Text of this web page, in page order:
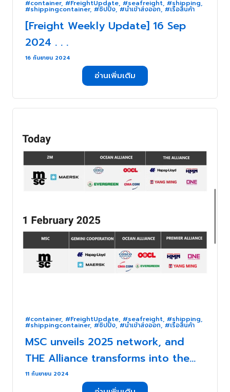
#container, #FreightUpdate, #seafreight, #shipping,
#shippingcontainer, #ชิปปิ้ง,#นำเข้าส่งออก,#เรือสินค้า
[Freight Weekly Update] 16 Sep
2024 . . .
16 กันยายน 2024
อ่านเพิ่มเติม
#container, #FreightUpdate, #seafreight, #shipping,
#shippingcontainer, #ชิปปิ้ง,#นำเข้าส่งออก,#เรือสินค้า
MSC unveils 2025 network, and
THE Alliance transforms into the
Premier Alliance . . .
11 กันยายน 2024